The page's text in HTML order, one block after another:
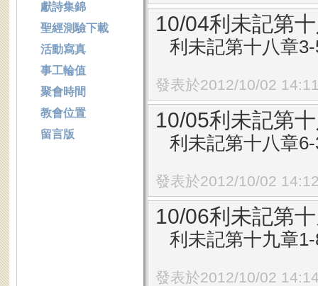
10/04利未記第
利未記第十八章
發表於2012/10/02
10/05利未記第
利未記第十八章
發表於2012/10/02
10/06利未記第
利未記第十九章
發表於2012/10/02
獻詩集錦
聖經測驗下載
活動寫真
事工輪值
聚會時間
教會位置
留言版